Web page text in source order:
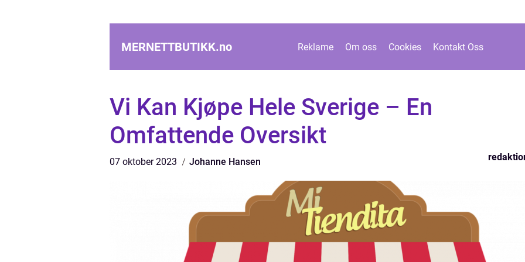
MERNETTBUTIKK.no Reklame Om oss Cookies Kontakt Oss
Vi Kan Kjøpe Hele Sverige – En
Omfattende Oversikt
07 oktober 2023 Johanne Hansen